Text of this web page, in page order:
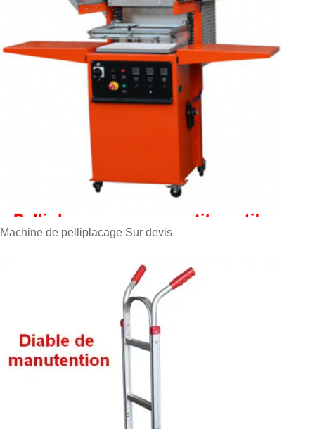
Machine de pelliplacage Sur devis